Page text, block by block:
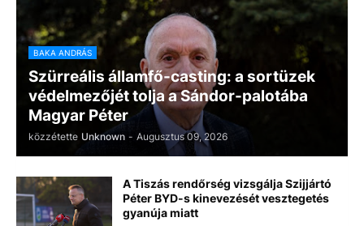
BAKA ANDRÁS
Szürreális államfő-casting: a sortüzek
védelmezőjét tolja a Sándor-palotába
Magyar Péter
közzétette Unknown - Augusztus 09, 2026
A Tiszás rendőrség vizsgálja Szijjártó
Péter BYD-s kinevezését vesztegetés
gyanúja miatt